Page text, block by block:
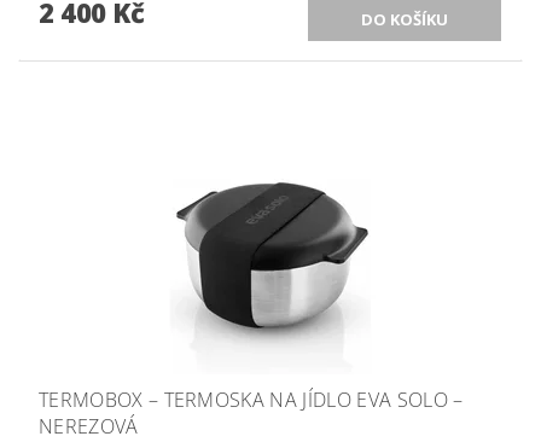
2 400 Kč
TERMOBOX – TERMOSKA NA JÍDLO EVA SOLO –
NEREZOVÁ